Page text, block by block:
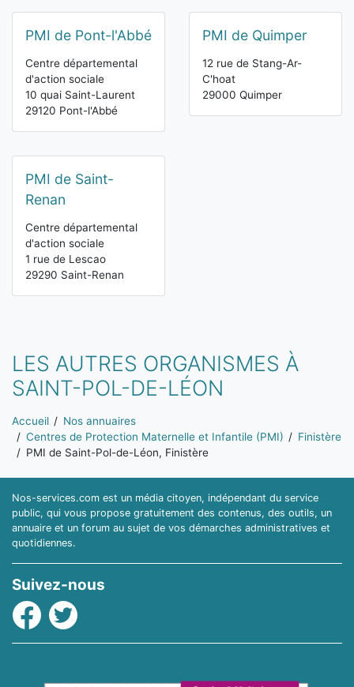
PMI de Pont-l'Abbé
Centre départemental
d'action sociale
10 quai Saint-Laurent
29120 Pont-l'Abbé
PMI de Quimper
12 rue de Stang-Ar-
C'hoat
29000 Quimper
PMI de Saint-
Renan
Centre départemental
d'action sociale
1 rue de Lescao
29290 Saint-Renan
LES AUTRES ORGANISMES À
SAINT-POL-DE-LÉON
Vous êtes ici:
Accueil
Nos annuaires
Centres de Protection Maternelle et Infantile (PMI)
Finistère
PMI de Saint-Pol-de-Léon, Finistère
Nos-services.com est un média citoyen, indépendant du service
public, qui vous propose gratuitement des contenus, des outils, un
annuaire et un forum au sujet de vos démarches administratives et
quotidiennes.
Suivez-nous
Facebook
Twitter